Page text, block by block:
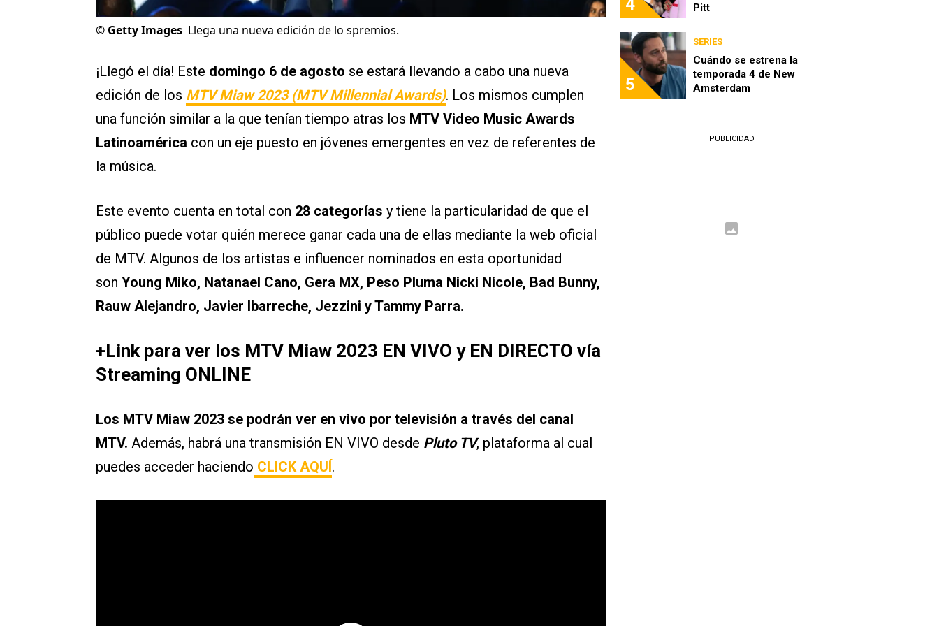
© Getty Images Llega una nueva edición de lo spremios.
¡Llegó el día! Este domingo 6 de agosto se estará llevando a cabo una nueva
edición de los MTV Miaw 2023 (MTV Millennial Awards). Los mismos cumplen
una función similar a la que tenían tiempo atras los MTV Video Music Awards
Latinoamérica con un eje puesto en jóvenes emergentes en vez de referentes de
la música.
Este evento cuenta en total con 28 categorías y tiene la particularidad de que el
público puede votar quién merece ganar cada una de ellas mediante la web oficial
de MTV. Algunos de los artistas e influencer nominados en esta oportunidad
son Young Miko, Natanael Cano, Gera MX, Peso Pluma Nicki Nicole, Bad Bunny,
Rauw Alejandro, Javier Ibarreche, Jezzini y Tammy Parra.
+Link para ver los MTV Miaw 2023 EN VIVO y EN DIRECTO vía
Streaming ONLINE
Los MTV Miaw 2023 se podrán ver en vivo por televisión a través del canal
MTV. Además, habrá una transmisión EN VIVO desde Pluto TV, plataforma al cual
puedes acceder haciendo CLICK AQUÍ.
4 Pitt
5
SERIES
Cuándo se estrena la
temporada 4 de New
Amsterdam
PUBLICIDAD